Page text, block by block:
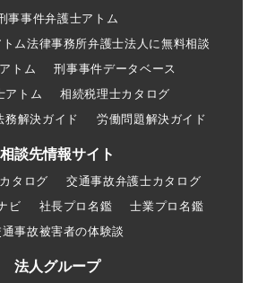
事事件弁護士アトム
ム法律事務所弁護士法人に無料相談
トム
刑事事件データベース
アトム
相続税理士カタログ
務解決ガイド
労働問題解決ガイド
相談先情報サイト
タログ
交通事故弁護士カタログ
ビ
社長プロ名鑑
士業プロ名鑑
通事故被害者の体験談
法人グループ